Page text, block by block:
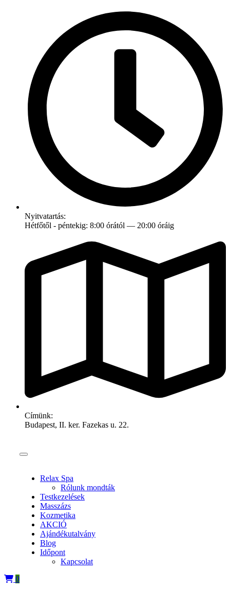
Nyitvatartás:
Hétfőtől - péntekig: 8:00 órától — 20:00 óráig
Címünk:
Budapest, II. ker. Fazekas u. 22.
Relax Spa
Rólunk mondták
Testkezelések
Masszázs
Kozmetika
AKCIÓ
Ajándékutalvány
Blog
Időpont
Kapcsolat
0